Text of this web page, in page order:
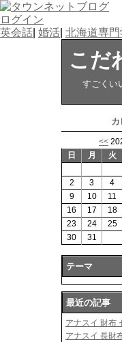
ログイン
英会話 婚活 北海道専門
こだ
すごくい
<<
日
月 火
2
3 4
9
10 11
16
17 18
23
24 25
30
31
テーマ
最近の記事
アナスイ 財布
アナスイ 長財